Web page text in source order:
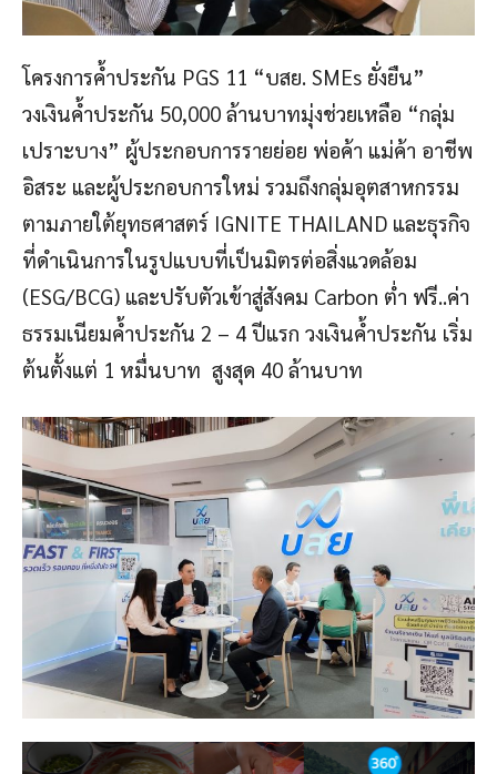
โครงการค้ำประกัน PGS 11 “บสย. SMEs ยั่งยืน”
วงเงินค้ำประกัน 50,000 ล้านบาทมุ่งช่วยเหลือ “กลุ่ม
เปราะบาง” ผู้ประกอบการรายย่อย พ่อค้า แม่ค้า อาชีพ
อิสระ และผู้ประกอบการใหม่ รวมถึงกลุ่มอุตสาหกรรม
ตามภายใต้ยุทธศาสตร์ IGNITE THAILAND และธุรกิจ
ที่ดำเนินการในรูปแบบที่เป็นมิตรต่อสิ่งแวดล้อม
(ESG/BCG) และปรับตัวเข้าสู่สังคม Carbon ต่ำ ฟรี..ค่า
ธรรมเนียมค้ำประกัน 2 – 4 ปีแรก วงเงินค้ำประกัน เริ่ม
ต้นตั้งแต่ 1 หมื่นบาท สูงสุด 40 ล้านบาท